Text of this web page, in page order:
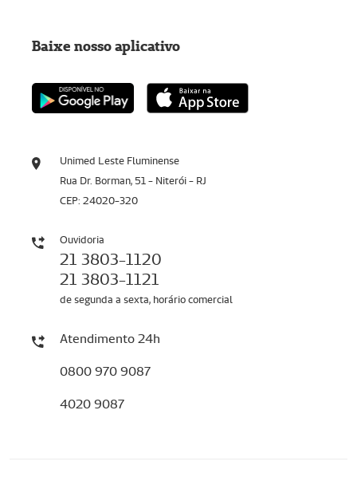
Unimed Leste Fluminense
Rua Dr. Borman, 51 - Niterói - RJ
CEP: 24020-320
Ouvidoria
21 3803-1120
21 3803-1121
de segunda a sexta, horário comercial
Atendimento 24h
0800 970 9087
4020 9087
Baixe nosso aplicativo